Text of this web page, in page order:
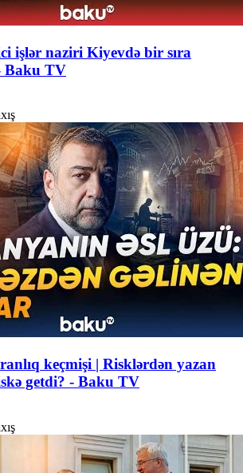
işlər naziri Kiyevdə bir sıra
Baku TV
keçmişi | Risklərdən yazan
getdi? - Baku TV